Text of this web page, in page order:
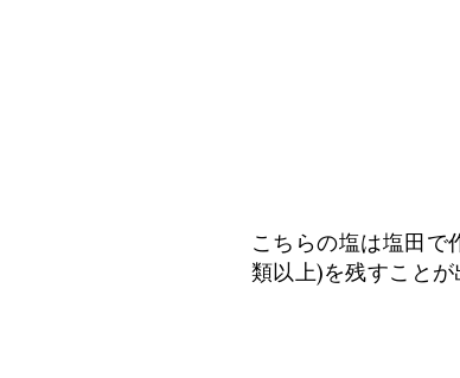
こちらの塩は塩田で
類以上)を残すこと